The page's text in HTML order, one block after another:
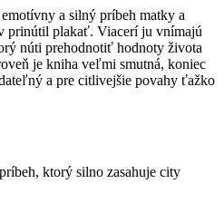
a silný príbeh matky a
prinútil plakať. Viacerí ju vnímajú
núti prehodnotiť hodnoty života
je kniha veľmi smutná, koniec
a pre citlivejšie povahy ťažko
ktorý silno zasahuje city